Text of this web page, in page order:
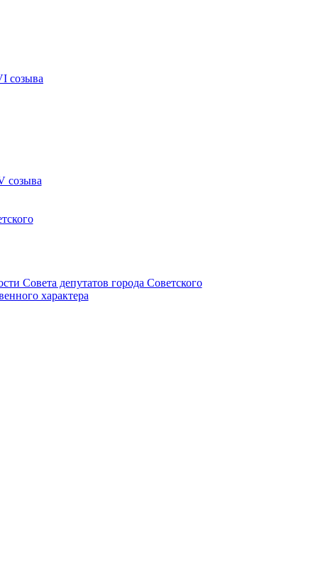
созыва
созыва
Совета депутатов города Советского
характера